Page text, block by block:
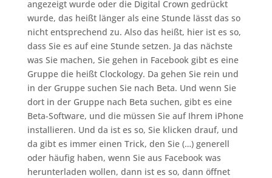
angezeigt wurde oder die Digital Crown gedrückt
wurde, das heißt länger als eine Stunde lässt das so
nicht entsprechend zu. Also das heißt, hier ist es so,
dass Sie es auf eine Stunde setzen. Ja das nächste
was Sie machen, Sie gehen in Facebook gibt es eine
Gruppe die heißt Clockology. Da gehen Sie rein und
in der Gruppe suchen Sie nach Beta. Und wenn Sie
dort in der Gruppe nach Beta suchen, gibt es eine
Beta-Software, und die müssen Sie auf Ihrem iPhone
installieren. Und da ist es so, Sie klicken drauf, und
da gibt es immer einen Trick, den Sie (…) generell
oder häufig haben, wenn Sie aus Facebook was
herunterladen wollen, dann ist es so, dann öffnet